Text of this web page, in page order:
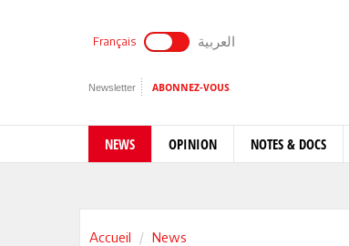
Français العربية
Newsletter ABONNEZ-VOUS
NEWS OPINION NOTES & DOCS
Accueil News